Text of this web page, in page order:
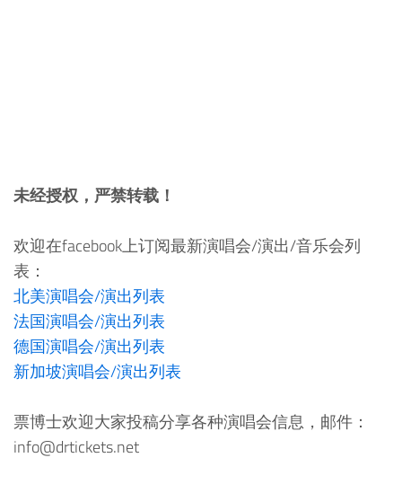
未经授权，严禁转载！
欢迎在facebook上订阅最新演唱会/演出/音乐会列
表：
北美演唱会/演出列表
法国演唱会/演出列表
德国演唱会/演出列表
新加坡演唱会/演出列表
票博士欢迎大家投稿分享各种演唱会信息，邮件：
info@drtickets.net